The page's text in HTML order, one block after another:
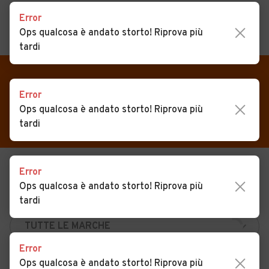
PREFERITI MENU
CERCA
Auto
Auto usate
Auto Km 0
Auto Nuove
Noleggio a lungo termine
Auto d'epoca
Moto
Camper
VENDI
MAGAZINE
ACCEDI
Auto usate in vendita Santa
Severina
USATO
KM 0
NOLEGGIO
Error
Ops qualcosa è andato storto! Riprova più
tardi
Error
Ops qualcosa è andato storto! Riprova più
tardi
Error
Ops qualcosa è andato storto! Riprova più
tardi
Error
Ops qualcosa è andato storto! Riprova più